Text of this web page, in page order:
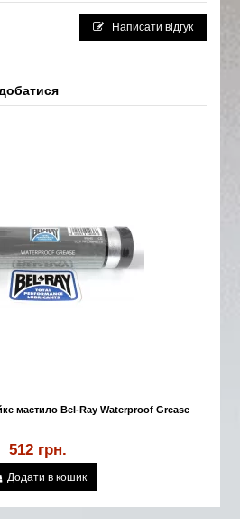
Написати відгук
мастило Bel-Ray Waterproof Grease
512 грн.
Додати в кошик